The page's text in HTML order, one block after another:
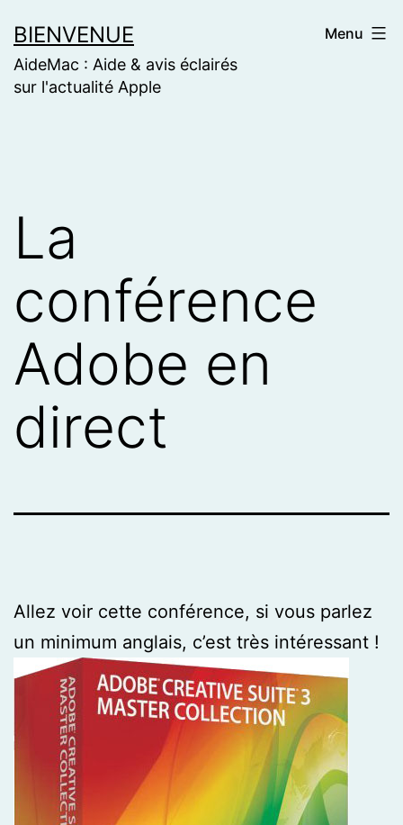
to
content
BIENVENUE
AideMac : Aide & avis éclairés
sur l'actualité Apple
Menu
La
conférence
Adobe en
direct
Allez voir cette conférence, si vous parlez
un minimum anglais, c’est très intéressant !